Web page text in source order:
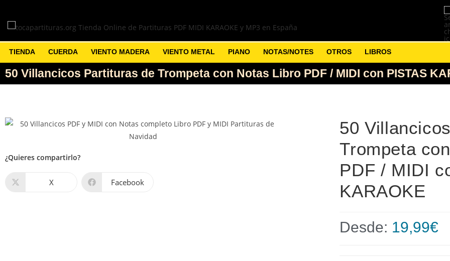
TIENDA CUERDA VIENTO MADERA VIENTO METAL PIANO NOTAS/NOTES OTROS LIBROS
50 Villancicos Partituras de Trompeta con Notas Libro PDF / MIDI con PISTAS
¿Quieres compartirlo?
X Facebook
50
Trompeta
PDF / MIDI
KARAOKE
Desde: 19,99€